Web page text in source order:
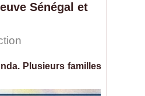
Sénégal et
Plusieurs familles